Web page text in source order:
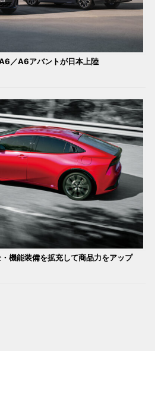
／A6アバントが日本上陸
機能装備を拡充して商品力をアップ